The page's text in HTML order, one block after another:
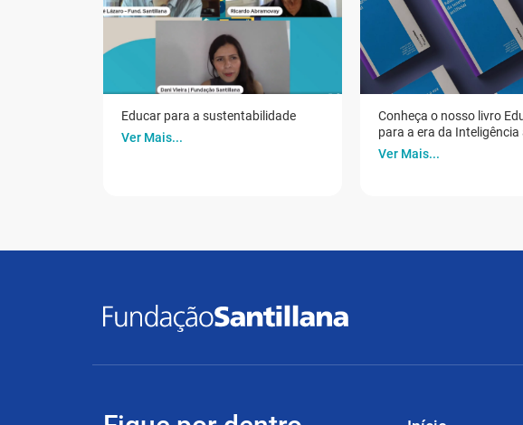
Educar para a sustentabilidade
Ver Mais...
Conheça o nosso livro
para a era da Inteligência
Ver Mais...